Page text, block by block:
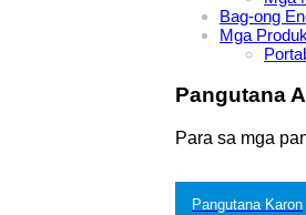
Bag-ong
Mga
Pangutana
Para sa mga
Pangutana Karon